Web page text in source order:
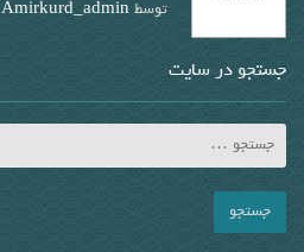
توسط Amirkurd_admin
جستجو در سایت